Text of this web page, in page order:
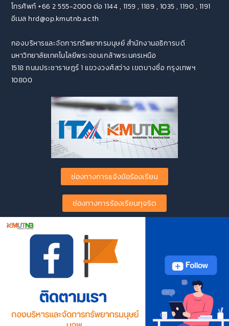
โทรศัพท์ +66 2 555-2000 ต่อ 1144 , 1159 , 1189 , 1035 , 1190 , 1191
อีเมล hrd@op.kmutnb.ac.th
กองบริหารและจัดการทรัพยากรมนุษย์ สำนักงานอธิการบดี
มหาวิทยาลัยเทคโนโลยีพระจอมเกล้าพระนครเหนือ
1518 ถนนประชาราษฎร์ 1 แขวงวงศ์สว่าง เขตบางซื่อ กรุงเทพฯ
10800
ช่องทางการแจ้งข้อร้องเรียน
ช่องทางการร้องเรียนทุจริต